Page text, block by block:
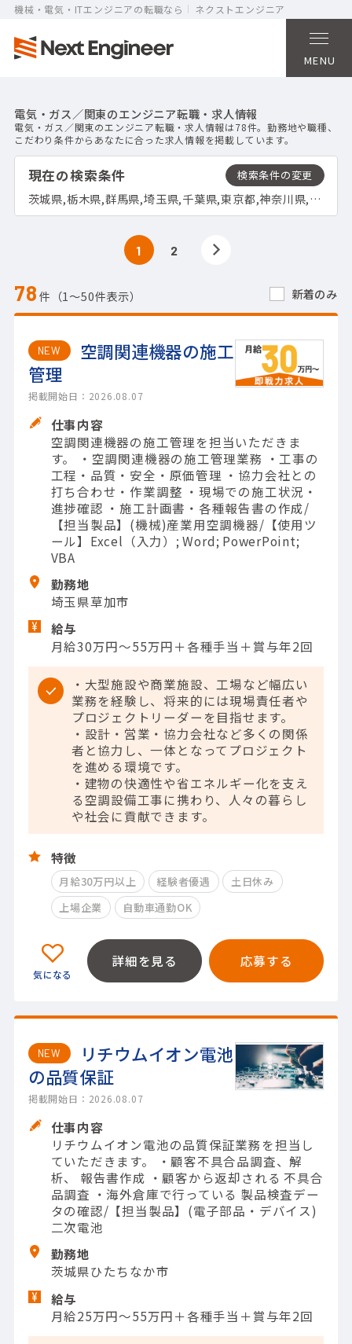
機械・電気・ITエンジニアの転職なら ネクストエンジニア
MENU
電気・ガス／関東のエンジニア転職・求人情報
電気・ガス／関東のエンジニア転職・求人情報は78件。勤務地や職種、
こだわり条件からあなたに合った求人情報を掲載しています。
現在の検索条件
茨城県,栃木県,群馬県,埼玉県,千葉県,東京都,神奈川県,電気・ガス
78件（1〜50件表示） 新着のみ
1 2
NEW
空調関連機器の施工
管理
掲載開始日：2026.08.07
仕事内容
空調関連機器の施工管理を担当いただきま
す。 ・空調関連機器の施工管理業務 ・工事の
工程・品質・安全・原価管理 ・協力会社との
打ち合わせ・作業調整 ・現場での施工状況・
進捗確認 ・施工計画書・各種報告書の作成/
【担当製品】(機械)産業用空調機器/【使用ツ
ール】Excel（入力）; Word; PowerPoint;
VBA
勤務地
埼玉県草加市
給与
月給30万円～55万円＋各種手当＋賞与年2回
・大型施設や商業施設、工場など幅広い
業務を経験し、将来的には現場責任者や
プロジェクトリーダーを目指せます。
・設計・営業・協力会社など多くの関係
者と協力し、一体となってプロジェクト
を進める環境です。
・建物の快適性や省エネルギー化を支え
る空調設備工事に携わり、人々の暮らし
や社会に貢献できます。
特徴
月給30万円以上 経験者優遇
土日休み
上場企業
自動車通勤OK
詳細を見る 応募する
NEW
リチウムイオン電池
の品質保証
掲載開始日：2026.08.07
仕事内容
リチウムイオン電池の品質保証業務を担当し
ていただきます。 ・顧客不具合品調査、解
析、 報告書作成 ・顧客から返却される 不具合
品調査 ・海外倉庫で行っている 製品検査デー
タの確認/【担当製品】(電子部品・デバイス)
二次電池
勤務地
茨城県ひたちなか市
給与
月給25万円～55万円＋各種手当＋賞与年2回